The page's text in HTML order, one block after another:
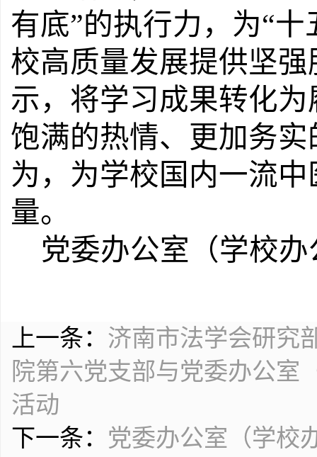
有底”的执行力，为“
校高质量发展提供坚
示，将学习成果转化
饱满的热情、更加务
为，为学校国内一流
量。
党委办公室（学校
上一条： 济南市法学会研究
院第六党支部与党委办公室
活动
下一条： 党委办公室（学校